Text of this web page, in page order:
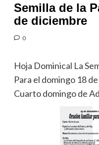
Semilla de la
de diciembre
0
Hoja Dominical La
Para el domingo 18
Cuarto domingo de